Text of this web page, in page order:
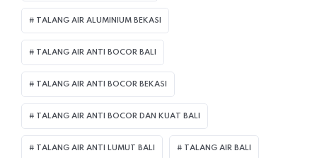
TALANG AIR ALUMINIUM BEKASI
TALANG AIR ANTI BOCOR BALI
TALANG AIR ANTI BOCOR BEKASI
TALANG AIR ANTI BOCOR DAN KUAT BALI
TALANG AIR ANTI LUMUT BALI TALANG AIR BALI